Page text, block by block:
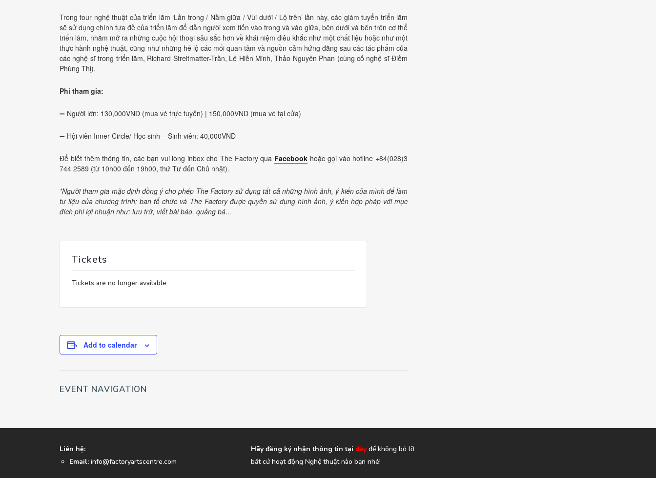
Trong tour nghệ thuật của triển lãm ‘Lần trong / Nằm giữa / Vùi dưới / Lộ trên’ lần này, các giám tuyển triển lãm
sẽ sử dụng chính tựa đề của triển lãm để dẫn người xem tiến vào trong và vào giữa, bên dưới và bên trên cơ thể
triển lãm, nhằm mở ra những cuộc hội thoại sâu sắc hơn về khái niệm điêu khắc như một chất liệu hoặc như một
thực hành nghệ thuật, cũng như những hé lộ các mối quan tâm và nguồn cảm hứng đằng sau các tác phẩm của
các nghệ sĩ trong triển lãm, Richard Streitmatter-Trần, Lê Hiền Minh, Thảo Nguyên Phan (cùng cố nghệ sĩ Điềm
Phùng Thị).
Phí tham gia:
➖ Người lớn: 130,000VND (mua vé trực tuyến) | 150,000VND (mua vé tại cửa)
➖ Hội viên Inner Circle/ Học sinh – Sinh viên: 40,000VND
Để biết thêm thông tin, các bạn vui lòng inbox cho The Factory qua Facebook hoặc gọi vào hotline +84(028)3
744 2589 (từ 10h00 đến 19h00, thứ Tư đến Chủ nhật).
*Người tham gia mặc định đồng ý cho phép The Factory sử dụng tất cả những hình ảnh, ý kiến của mình để làm
tư liệu của chương trình; ban tổ chức và The Factory được quyền sử dụng hình ảnh, ý kiến hợp pháp với mục
đích phi lợi nhuận như: lưu trữ, viết bài báo, quảng bá…
Tickets
Tickets are no longer available
Add to calendar
EVENT NAVIGATION
Liên hệ:
Email: info@factoryartscentre.com
Hãy đăng ký nhận thông tin tại đâyđể không bỏ lỡ
bất cứ hoạt động Nghệ thuật nào bạn nhé!